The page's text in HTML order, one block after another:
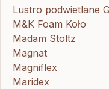
Lustro podwietlane
M&K Foam Koło
Madam Stoltz
Magnat
Magniflex
Maridex